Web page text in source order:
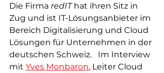
Die Firma redIT hat ihren Sitz in
Zug und ist IT-Lösungsanbieter im
Bereich Digitalisierung und Cloud
Lösungen für Unternehmen in der
deutschen Schweiz.
Im Interview
mit Yves Monbaron, Leiter Cloud